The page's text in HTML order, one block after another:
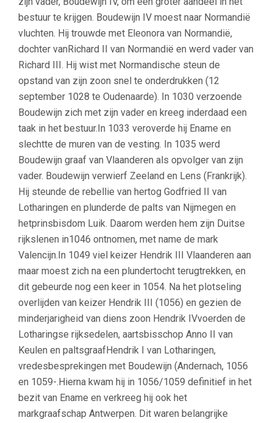
bestuur te krijgen. Boudewijn IV moest naar Normandië
vluchten. Hij trouwde met Eleonora van Normandië,
dochter vanRichard II van Normandië en werd vader van
Richard III. Hij wist met Normandische steun de
opstand van zijn zoon snel te onderdrukken (12
september 1028 te Oudenaarde). In 1030 verzoende
Boudewijn zich met zijn vader en kreeg inderdaad een
taak in het bestuur.In 1033 veroverde hij Ename en
slechtte de muren van de vesting. In 1035 werd
Boudewijn graaf van Vlaanderen als opvolger van zijn
vader. Boudewijn verwierf Zeeland en Lens (Frankrijk).
Hij steunde de rebellie van hertog Godfried II van
Lotharingen en plunderde de palts van Nijmegen en
hetprinsbisdom Luik. Daarom werden hem zijn Duitse
rijkslenen in1046 ontnomen, met name de mark
Valencijn.In 1049 viel keizer Hendrik III Vlaanderen aan
maar moest zich na een plundertocht terugtrekken, en
dit gebeurde nog een keer in 1054. Na het plotseling
overlijden van keizer Hendrik III (1056) en gezien de
minderjarigheid van diens zoon Hendrik IVvoerden de
Lotharingse rijksedelen, aartsbisschop Anno II van
Keulen en paltsgraafHendrik I van Lotharingen,
vredesbesprekingen met Boudewijn (Andernach, 1056
en 1059-.Hierna kwam hij in 1056/1059 definitief in het
bezit van Ename en verkreeg hij ook het
markgraafschap Antwerpen. Dit waren belangrijke